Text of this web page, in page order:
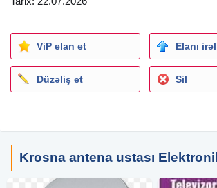
ustası Neftçilər axtaranlar üçün ən düzgün
#krosnuustasi
#antenaustasi
#peykustasi
#ehmedli
#heziaslanov
#neftciler
ViP elan et Elanı
Düzəliş et Sil
Krosna antena ustası